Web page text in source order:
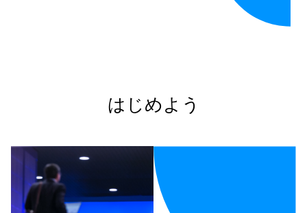
はじめよう